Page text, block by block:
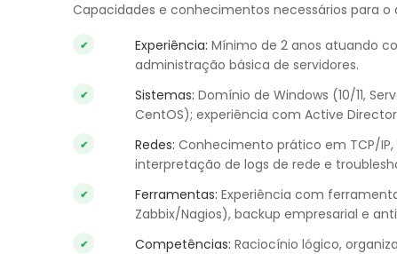
Capacidades e conhecimentos necessários para
Experiência: Mínimo de 2 anos atuando
administração básica de servidores.
Sistemas: Domínio de Windows (10/11,
CentOS); experiência com Active
Redes: Conhecimento prático em TCP/IP,
interpretação de logs de rede e
Ferramentas: Experiência com
Zabbix/Nagios), backup empresarial e
Competências: Raciocínio lógico,